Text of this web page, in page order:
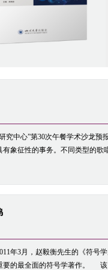
究中心”第30次午餐学术沙龙
象征性的事务。不同类型的歌
年3月，赵毅衡先生的《符号
要的最全面的符号学著作。 该